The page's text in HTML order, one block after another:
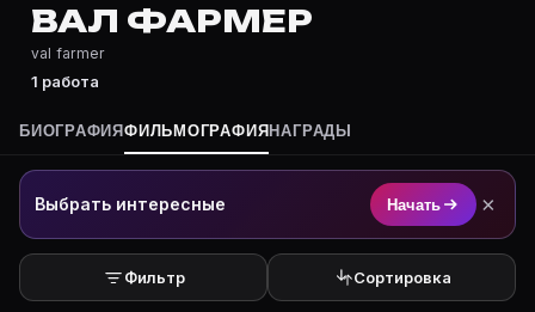
ВАЛ ФАРМЕР
val farmer
1 работа
БИОГРАФИЯФИЛЬМОГРАФИЯ НАГРАДЫ
Выбрать интересные Начать ×
Фильтр Сортировка